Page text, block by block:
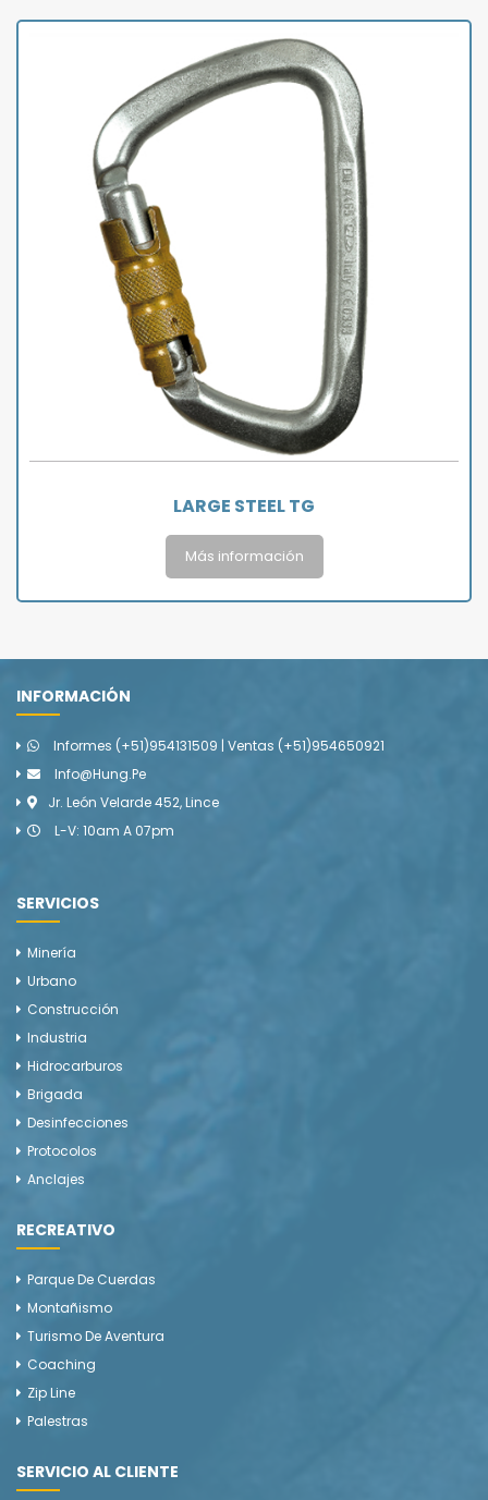
LARGE STEEL TG
Más información
INFORMACIÓN
Informes (+51)954131509 | Ventas (+51)954650921
Info@hung.pe
Jr. León Velarde 452, Lince
L-V: 10am A 07pm
SERVICIOS
Minería
Urbano
Construcción
Industria
Hidrocarburos
Brigada
Desinfecciones
Protocolos
Anclajes
RECREATIVO
Parque De Cuerdas
Montañismo
Turismo De Aventura
Coaching
Zip Line
Palestras
SERVICIO AL CLIENTE